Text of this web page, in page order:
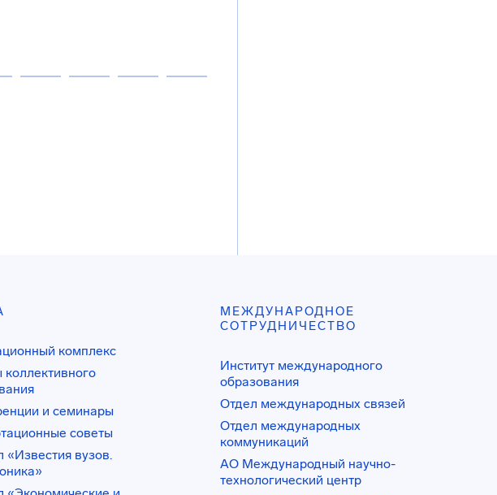
комплекс
и семинары
советы
вузов.
МЕЖДУНАРОДНОЕ
СОТРУДНИЧЕСТВО
Институт международного
образования
Отдел международных связей
Отдел международных
коммуникаций
АО Международный научно-
технологический центр